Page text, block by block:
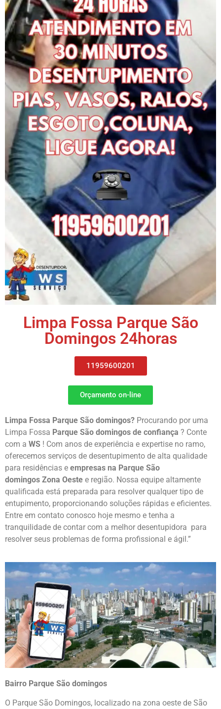
Limpa Fossa Parque São
Domingos 24horas
11959600201
Orçamento on-line
Limpa Fossa Parque São domingos? Procurando por uma
Limpa Fossa Parque São domingos de confiança ? Conte
com a WS ! Com anos de experiência e expertise no ramo,
oferecemos serviços de desentupimento de alta qualidade
para residências e empresas na Parque São
domingos Zona Oeste e região. Nossa equipe altamente
qualificada está preparada para resolver qualquer tipo de
entupimento, proporcionando soluções rápidas e eficientes.
Entre em contato conosco hoje mesmo e tenha a
tranquilidade de contar com a melhor desentupidora para
resolver seus problemas de forma profissional e ágil.”
Bairro Parque São domingos
O Parque São Domingos, localizado na zona oeste de São